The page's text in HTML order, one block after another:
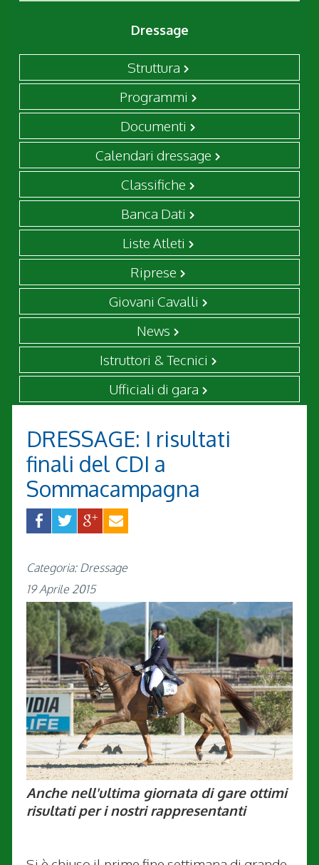
Dressage
Struttura
Programmi
Documenti
Calendari dressage
Classifiche
Banca Dati
Liste Atleti
Riprese
Giovani Cavalli
News
Istruttori & Tecnici
Ufficiali di gara
DRESSAGE: I risultati
finali del CDI a
Sommacampagna
Categoria: Dressage
19 Aprile 2015
Anche nell'ultima giornata di gare ottimi
risultati per i nostri rappresentanti